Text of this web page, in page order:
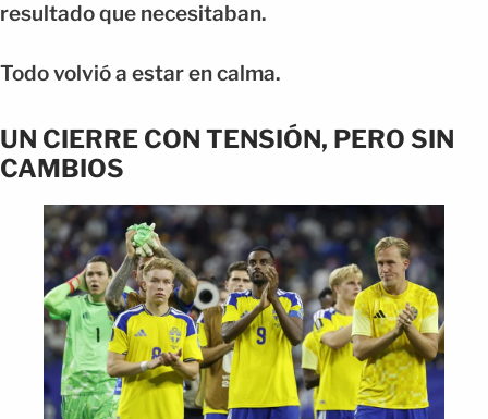
resultado que necesitaban.
Todo volvió a estar en calma.
UN CIERRE CON TENSIÓN, PERO SIN
CAMBIOS